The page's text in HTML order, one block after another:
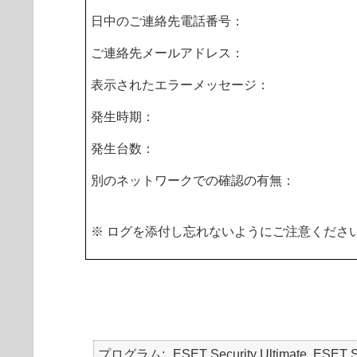
日中のご連絡先電話番号：
ご連絡先メールアドレス：
表示されたエラーメッセージ：
発生時期：
発生台数：
別のネットワークでの確認の有無：
※ ログを添付し忘れないようにご注意くださ
プログラム ESET Security Ultimate, ESET